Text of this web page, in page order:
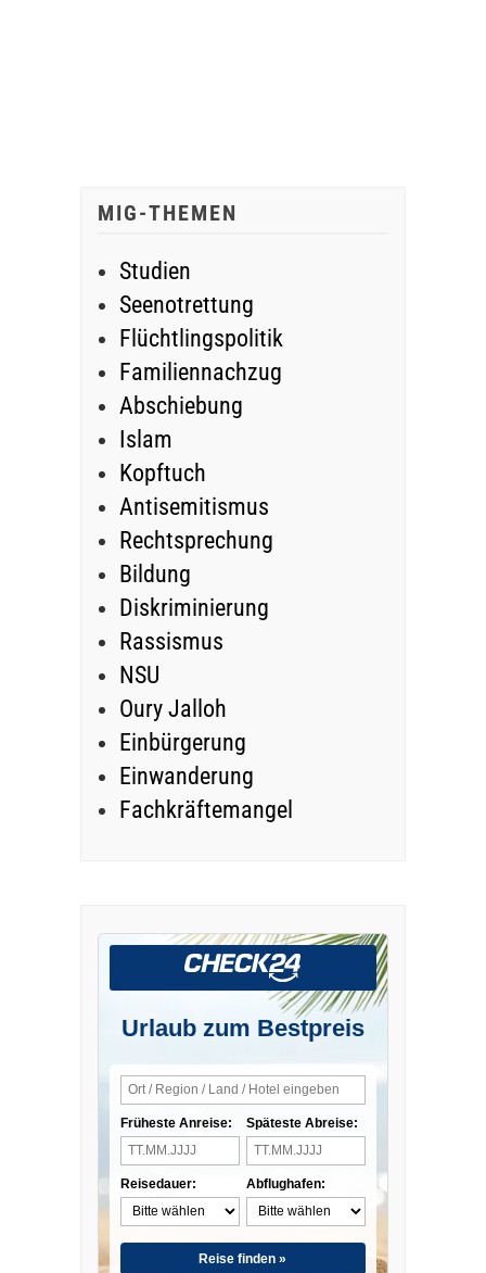
MIG-THEMEN
Studien
Seenotrettung
Flüchtlingspolitik
Familiennachzug
Abschiebung
Islam
Kopftuch
Antisemitismus
Rechtsprechung
Bildung
Diskriminierung
Rassismus
NSU
Oury Jalloh
Einbürgerung
Einwanderung
Fachkräftemangel
Urlaub zum Bestpreis
Früheste Anreise:
Reisedauer:
Späteste Abreise:
Abflughafen:
Reise finden »